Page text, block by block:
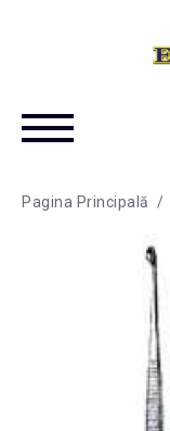
Pagina Principală /